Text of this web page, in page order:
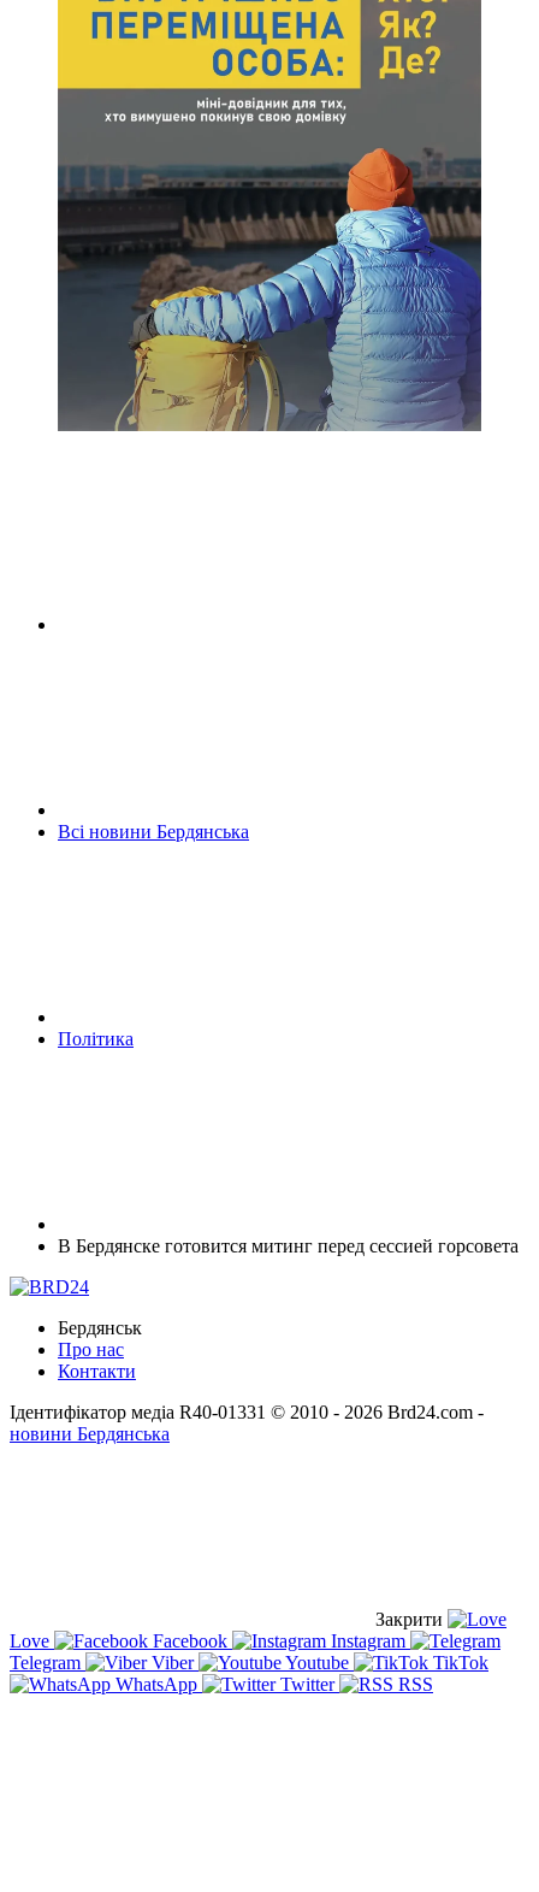
Всі новини Бердянська
Політика
В Бердянске готовится митинг перед сессией горсовета
Бердянськ
Про нас
Контакти
Ідентифікатор медіа R40-01331 © 2010 - 2026 Brd24.com -
новини Бердянська
Закрити
Love
Facebook
Instagram
Telegram
Viber Youtube
TikTok
WhatsApp
Twitter RSS